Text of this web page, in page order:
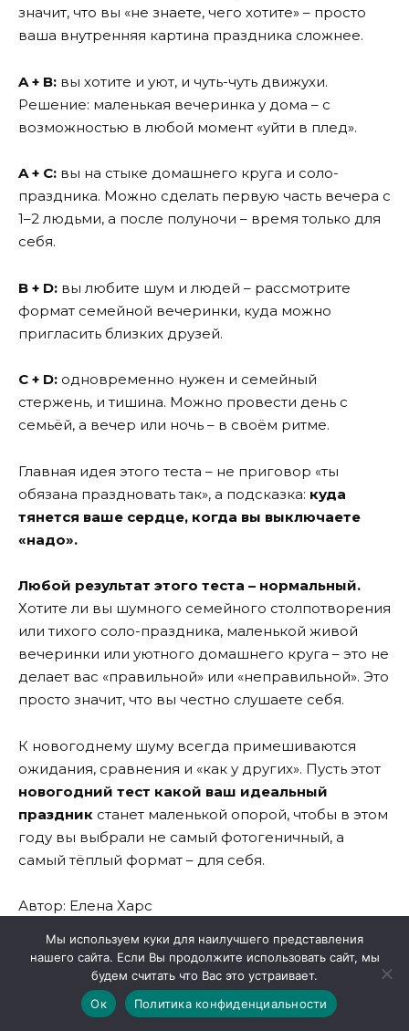
значит, что вы «не знаете, чего хотите» – просто
ваша внутренняя картина праздника сложнее.
A + B: вы хотите и уют, и чуть-чуть движухи.
Решение: маленькая вечеринка у дома – с
возможностью в любой момент «уйти в плед».
A + C: вы на стыке домашнего круга и соло-
праздника. Можно сделать первую часть вечера с
1–2 людьми, а после полуночи – время только для
себя.
B + D: вы любите шум и людей – рассмотрите
формат семейной вечеринки, куда можно
пригласить близких друзей.
C + D: одновременно нужен и семейный
стержень, и тишина. Можно провести день с
семьёй, а вечер или ночь – в своём ритме.
Главная идея этого теста – не приговор «ты
обязана праздновать так», а подсказка: куда
тянется ваше сердце, когда вы выключаете
«надо».
Любой результат этого теста – нормальный.
Хотите ли вы шумного семейного столпотворения
или тихого соло-праздника, маленькой живой
вечеринки или уютного домашнего круга – это не
делает вас «правильной» или «неправильной». Это
просто значит, что вы честно слушаете себя.
К новогоднему шуму всегда примешиваются
ожидания, сравнения и «как у других». Пусть этот
новогодний тест какой ваш идеальный
праздник станет маленькой опорой, чтобы в этом
году вы выбрали не самый фотогеничный, а
самый тёплый формат – для себя.
Автор: Елена Харс
Если вам было полезно, поделитесь в
комментариях, какой сценарий у вас получился –
и совпадает ли он с тем, как вы обычно отмечали.
Мы используем куки для наилучшего представления
нашего сайта. Если Вы продолжите использовать сайт, мы
будем считать что Вас это устраивает.
Ок
Политика конфиденциальности